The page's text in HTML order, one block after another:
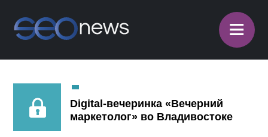
≡
Digital-вечеринка «Вечерний
маркетолог» во Владивостоке